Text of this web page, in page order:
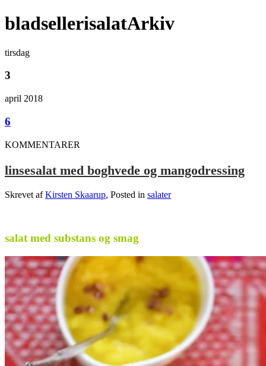
bladsellerisalatArkiv
tirsdag
3
april 2018
6
KOMMENTARER
linsesalat med boghvede og mangodressing
Skrevet afKirsten Skaarup, Posted in salater
salat med substans og smag